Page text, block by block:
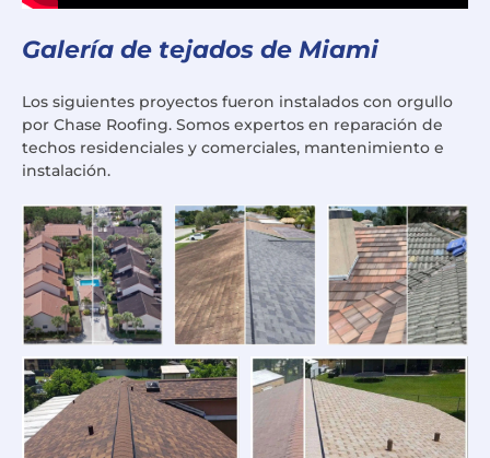
Galería de tejados de Miami
Los siguientes proyectos fueron instalados con orgullo
por Chase Roofing. Somos expertos en reparación de
techos residenciales y comerciales, mantenimiento e
instalación.